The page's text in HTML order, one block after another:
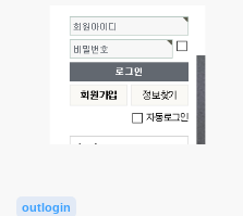
outlogin